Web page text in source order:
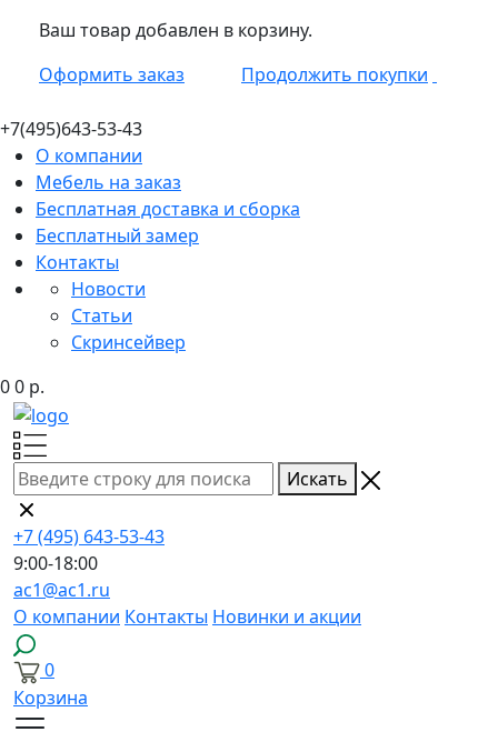
Ваш товар добавлен в корзину.
Оформить заказ
Продолжить покупки
+7(495)643-53-43
О компании
Мебель на заказ
Бесплатная доставка и сборка
Бесплатный замер
Контакты
Новости
Статьи
Скринсейвер
00 р.
Искать
+7 (495) 643-53-43
9:00-18:00
ac1@ac1.ru
О компании Контакты Новинки и акции
0
Корзина